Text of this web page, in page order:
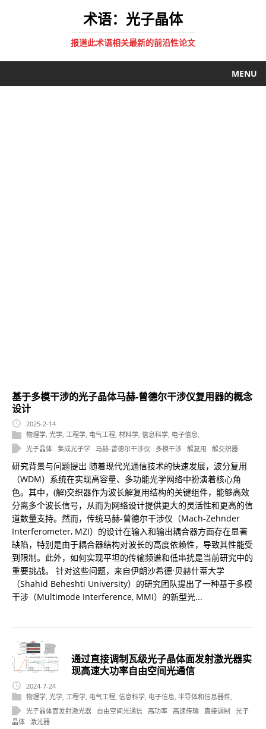
术语：光子晶体
报道此术语相关最新的前沿性论文
MENU
基于多模干涉的光子晶体马赫-曾德尔干涉仪复用器的概念
设计
2025-2-14
物理学, 光学, 工程学, 电气工程, 材料学, 信息科学, 电子信息,
光子晶体 集成光子学 马赫-曾德尔干涉仪 多模干涉 解复用 解交织器
研究背景与问题提出 随着现代光通信技术的快速发展，波分复用
（WDM）系统在实现高容量、多功能光学网络中扮演着核心角
色。其中，(解)交织器作为波长解复用结构的关键组件，能够高效
分离多个波长信号，从而为网络设计提供更大的灵活性和更高的信
道数量支持。然而，传统马赫-曾德尔干涉仪（Mach-Zehnder
Interferometer, MZI）的设计在输入和输出耦合器方面存在显著
缺陷，特别是由于耦合器结构对波长的高度依赖性，导致其性能受
到限制。此外，如何实现平坦的传输频谱和低串扰是当前研究中的
重要挑战。 针对这些问题，来自伊朗沙希德·贝赫什蒂大学
（Shahid Beheshti University）的研究团队提出了一种基于多模
干涉（Multimode Interference, MMI）的新型光...
通过直接调制瓦级光子晶体面发射激光器实
现高速大功率自由空间光通信
2024-7-24
物理学 光学 工程学 电气工程 信息科学 电子信息 半导体和信息器件
光子晶体面发射激光器
自由空间光通信 高功率 高速传输 直接调制 光子
晶体 激光器